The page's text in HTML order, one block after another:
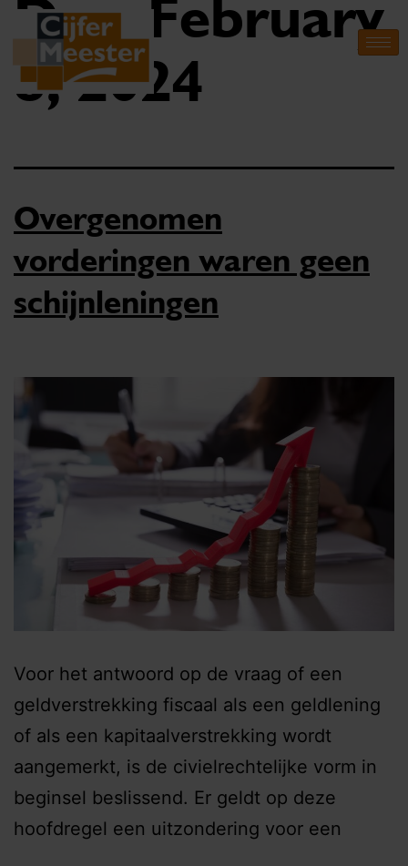
Day: February
8, 2024
Overgenomen
vorderingen waren geen
schijnleningen
Voor het antwoord op de vraag of een
geldverstrekking fiscaal als een geldlening
of als een kapitaalverstrekking wordt
aangemerkt, is de civielrechtelijke vorm in
beginsel beslissend. Er geldt op deze
hoofdregel een uitzondering voor een